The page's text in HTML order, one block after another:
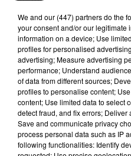
We and our (447) partnersdo the
your consent and/or our legitimate
information on a device; Use
profiles for personalised
advertising; Measure advertising
performance; Understand
of data from different sources;
profiles to personalise content;
content; Use limited data to select
detect fraud, and fix errors;
Save and communicate privacy
process personal data such as IP
following functionalities: Identify